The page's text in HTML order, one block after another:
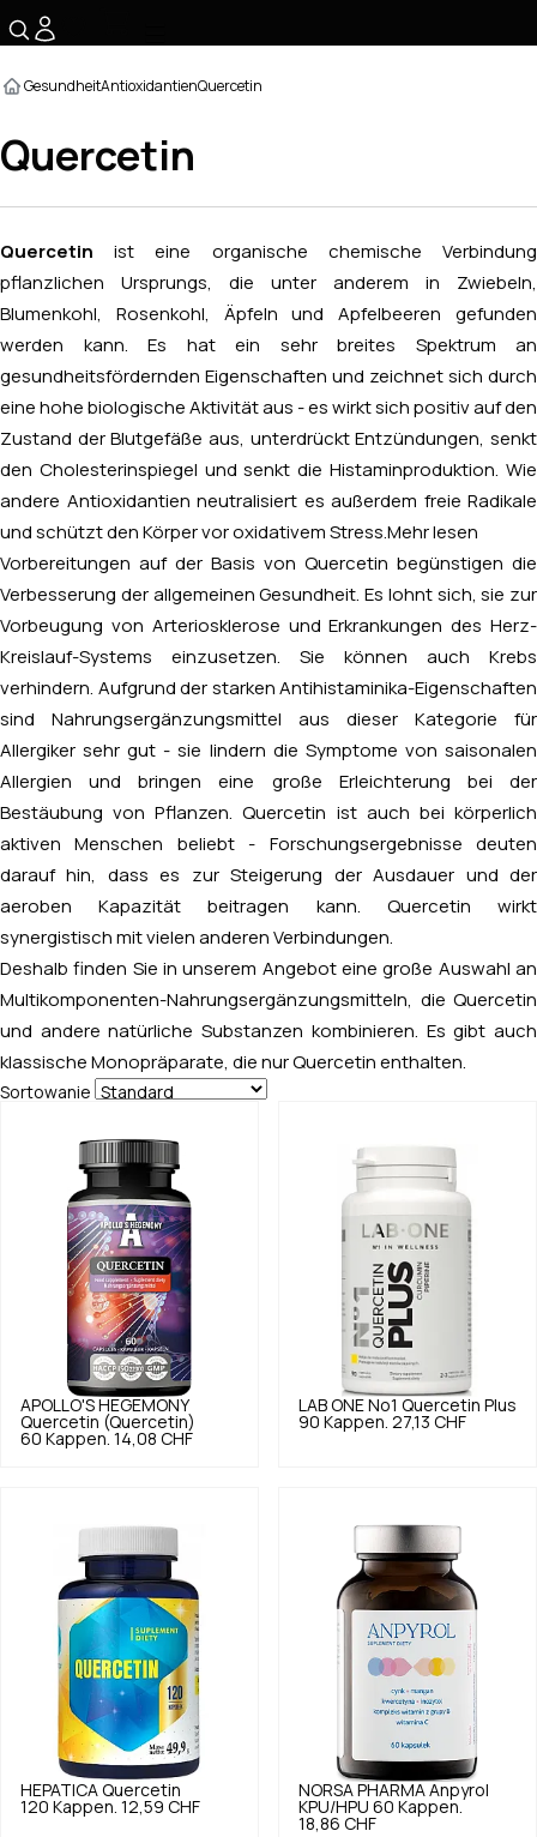
GesundheitAntioxidantienQuercetin
Quercetin
Quercetin ist eine organische chemische Verbindung
pflanzlichen Ursprungs, die unter anderem in Zwiebeln,
Blumenkohl, Rosenkohl, Äpfeln und Apfelbeeren gefunden
werden kann. Es hat ein sehr breites Spektrum an
gesundheitsfördernden Eigenschaften und zeichnet sich durch
eine hohe biologische Aktivität aus - es wirkt sich positiv auf den
Zustand der Blutgefäße aus, unterdrückt Entzündungen, senkt
den Cholesterinspiegel und senkt die Histaminproduktion. Wie
andere Antioxidantien neutralisiert es außerdem freie Radikale
und schützt den Körper vor oxidativem Stress. Mehr lesen
Vorbereitungen auf der Basis von Quercetin begünstigen die
Verbesserung der allgemeinen Gesundheit. Es lohnt sich, sie zur
Vorbeugung von Arteriosklerose und Erkrankungen des Herz-
Kreislauf-Systems einzusetzen. Sie können auch Krebs
verhindern. Aufgrund der starken Antihistaminika-Eigenschaften
sind Nahrungsergänzungsmittel aus dieser Kategorie für
Allergiker sehr gut - sie lindern die Symptome von saisonalen
Allergien und bringen eine große Erleichterung bei der
Bestäubung von Pflanzen. Quercetin ist auch bei körperlich
aktiven Menschen beliebt - Forschungsergebnisse deuten
darauf hin, dass es zur Steigerung der Ausdauer und der
aeroben Kapazität beitragen kann. Quercetin wirkt
synergistisch mit vielen anderen Verbindungen.
Deshalb finden Sie in unserem Angebot eine große Auswahl an
Multikomponenten-Nahrungsergänzungsmitteln, die Quercetin
und andere natürliche Substanzen kombinieren. Es gibt auch
klassische Monopräparate, die nur Quercetin enthalten.
Sortowanie
APOLLO'S HEGEMONY
Quercetin (Quercetin)
60 Kappen. 14,08 CHF
LAB ONE No1 Quercetin Plus
90 Kappen. 27,13 CHF
HEPATICA Quercetin
120 Kappen. 12,59 CHF
NORSA PHARMA Anpyrol
KPU/HPU 60 Kappen.
18,86 CHF